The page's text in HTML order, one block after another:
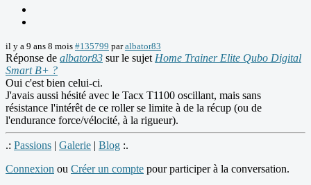
il y a 9 ans 8 mois #135799 paralbator83
Réponse de albator83 sur le sujet Home Trainer Elite Qubo Digital
Smart B+ ?
Oui c'est bien celui-ci.
J'avais aussi hésité avec le Tacx T1100 oscillant, mais sans
résistance l'intérêt de ce roller se limite à de la récup (ou de
l'endurance force/vélocité, à la rigueur).
.: Passions | Galerie | Blog :.
Connexion ou Créer un compte pour participer à la conversation.